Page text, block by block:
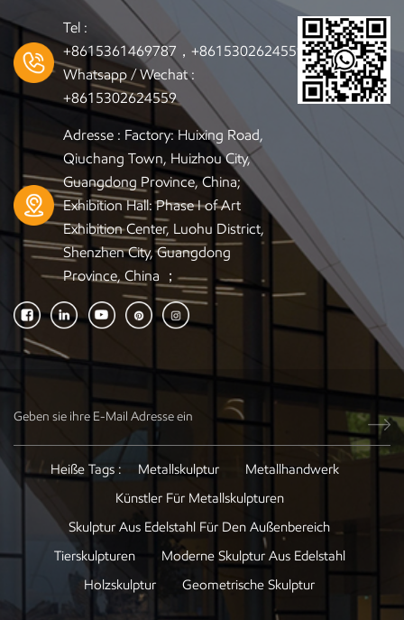
Tel :
+8615361469787，+8615302624559
Whatsapp / Wechat :
+8615302624559
Adresse : Factory: Huixing Road,
Qiuchang Town, Huizhou City,
Guangdong Province, China;
Exhibition Hall: Phase I of Art
Exhibition Center, Luohu District,
Shenzhen City, Guangdong
Province, China ；
Heiße Tags : Metallskulptur
Metallhandwerk
Künstler Für Metallskulpturen
Skulptur Aus Edelstahl Für Den Außenbereich
Tierskulpturen
Moderne Skulptur Aus Edelstahl
Holzskulptur
Geometrische Skulptur